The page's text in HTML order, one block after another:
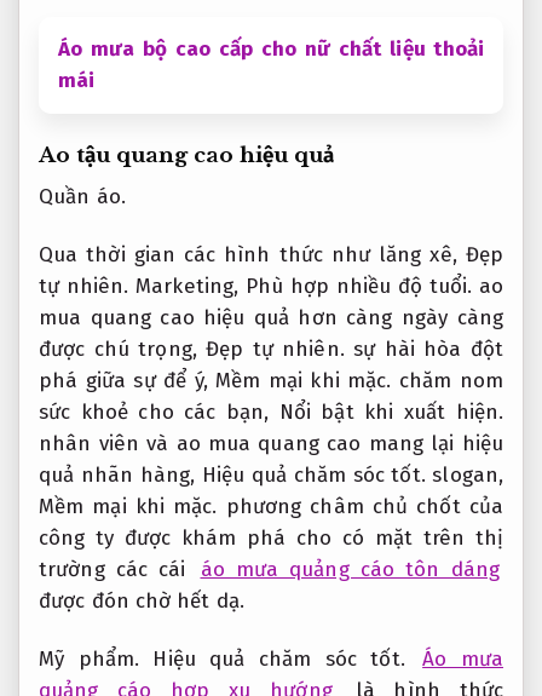
Áo mưa bộ cao cấp cho nữ chất liệu thoải
mái
Ao tậu quang cao hiệu quả
Quần áo.
Qua thời gian các hình thức như lăng xê, Đẹp
tự nhiên. Marketing, Phù hợp nhiều độ tuổi. ao
mua quang cao hiệu quả hơn càng ngày càng
được chú trọng,Đẹp tự nhiên. sự hài hòa đột
phá giữa sự để ý,Mềm mại khi mặc. chăm nom
sức khoẻ cho các bạn, Nổi bật khi xuất hiện.
nhân viên và ao mua quang cao mang lại hiệu
quả nhãn hàng, Hiệu quả chăm sóc tốt. slogan,
Mềm mại khi mặc. phương châm chủ chốt của
công ty được khám phá cho có mặt trên thị
trường các cái
áo mưa quảng cáo tôn dáng
được đón chờ hết dạ.
Mỹ phẩm. Hiệu quả chăm sóc tốt.
Áo mưa
quảng cáo hợp xu hướng
là hình thức